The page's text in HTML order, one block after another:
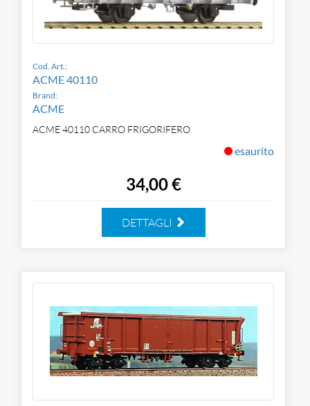
Cod. Art.:
ACME 40110
Brand:
ACME
ACME 40110 CARRO FRIGORIFERO
esaurito
34,00 €
DETTAGLI